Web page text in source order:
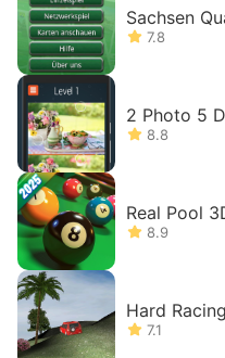
Sachsen
7.8
2 Photo 5
8.8
Real Pool
8.9
Hard Racing
7.1